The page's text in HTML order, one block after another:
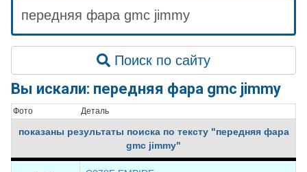
Поиск по сайту
Вы искали: передняя фара gmc jimmy
Фото Деталь
показаны результаты поиска по тексту "передняя фара
gmc jimmy"